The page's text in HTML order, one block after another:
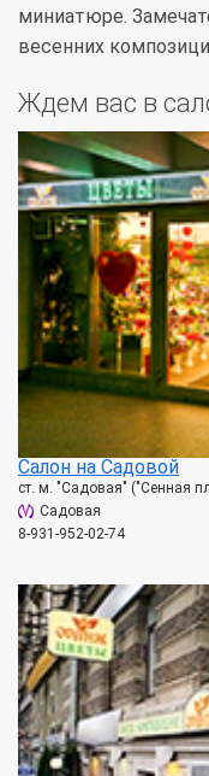
миниатюре.
весенних
Ждем вас в
Салон на Садовой
ст. м. "Садовая" ("Сенная
Садовая
8-931-952-02-74